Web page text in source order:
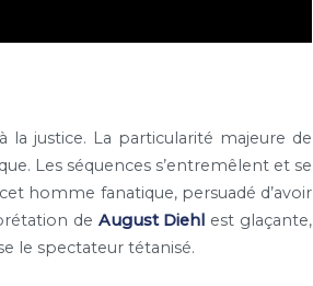
la justice. La particularité majeure de
Les séquences s’entremêlent et se
homme fanatique, persuadé d’avoir
de August Diehl est glaçante,
le spectateur tétanisé.